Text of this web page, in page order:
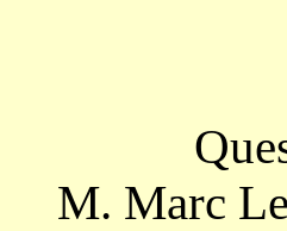
M. Marc Le